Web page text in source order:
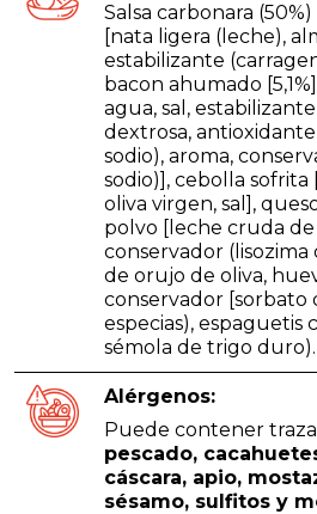
Salsa carbonara
[nata ligera (leche),
estabilizante
bacon ahumado
agua, sal,
dextrosa,
sodio), aroma,
sodio)], cebolla sofrita
oliva virgen, sal],
polvo [leche cruda de
conservador
de orujo de oliva,
conservador [sorbato
especias), espaguetis
sémola de trigo duro).
Alérgenos:
Puede contener
pescado,
cáscara, apio,
sésamo, sulfitos y